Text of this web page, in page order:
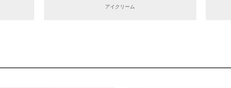
アイクリーム